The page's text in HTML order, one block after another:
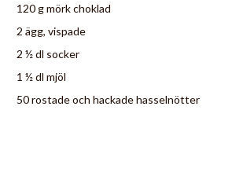
120 g mörk choklad
2 ägg, vispade
2 ½ dl socker
1 ½ dl mjöl
50 rostade och hackade hasselnötter